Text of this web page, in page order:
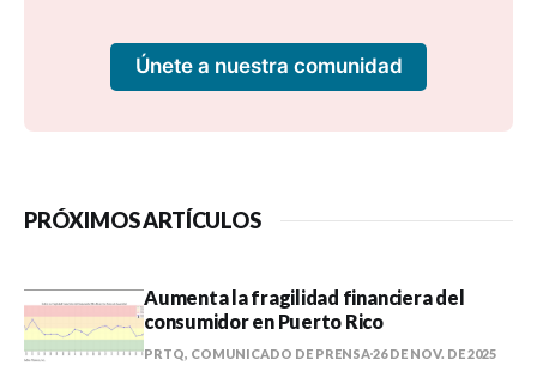
Únete a nuestra comunidad
PRÓXIMOS ARTÍCULOS
Aumenta la fragilidad financiera del
consumidor en Puerto Rico
PRTQ, COMUNICADO DE PRENSA26 DE NOV. DE 2025